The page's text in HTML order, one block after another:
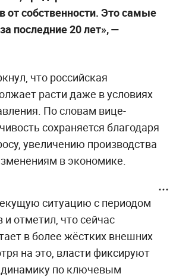
от собственности. Это самые
последние 20 лет», —
что российская
расти даже в условиях
По словам вице-
сохраняется благодаря
увеличению производства
в экономике.
ситуацию с периодом
отметил, что сейчас
в более жёстких внешних
на это, власти фиксируют
по ключевым